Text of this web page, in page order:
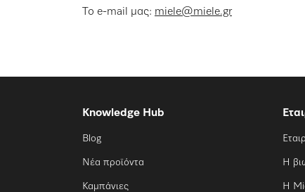
Το e-mail μας: miele@miele.gr
Knowledge Hub
Blog
Νέα προϊόντα
Καμπάνιες
Η
Η